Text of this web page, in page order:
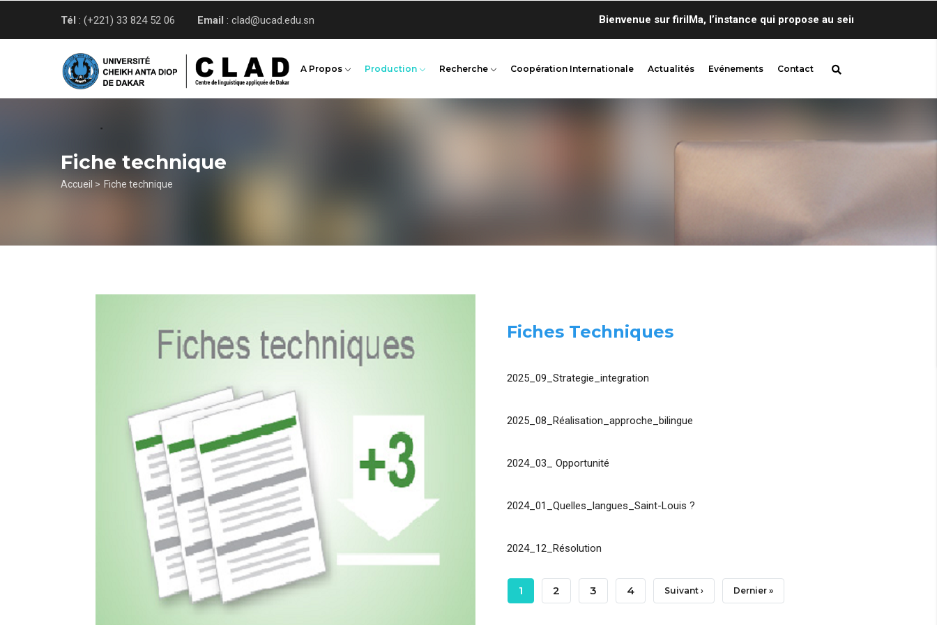
Tél : (+221) 33 824 52 06 Email : clad@ucad.edu.sn Bienvenue sur firilMa, l’instance qui propose au sein de Centre de
A Propos Production Recherche Coopération Internationale Actualités Evénements Contact
Fiche technique
Fil
Accueil > Fiche technique
Fiches Techniques
2025_09_Strategie_integration
2025_08_Réalisation_approche_bilingue
2024_03_ Opportunité
2024_01_Quelles_langues_Saint-Louis ?
2024_12_Résolution
Pagination
Page
1 Page
2 Page
3 Page
4 Page
Suivant › Dernière
Dernier »